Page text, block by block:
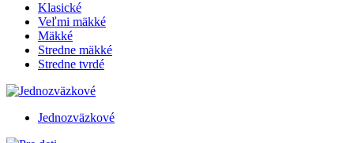
Klasické
Veľmi mäkké
Mäkké
Stredne mäkké
Stredne tvrdé
Jednozväzkové